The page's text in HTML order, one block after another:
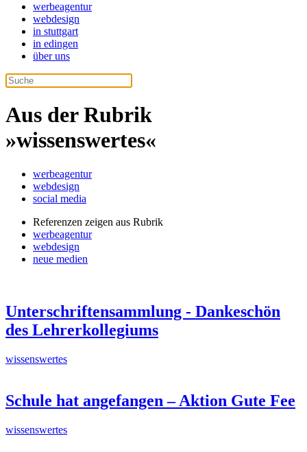
werbeagentur
webdesign
in stuttgart
in edingen
über uns
Aus der Rubrik
»wissenswertes«
werbeagentur
webdesign
social media
Referenzen zeigen aus Rubrik
werbeagentur
webdesign
neue medien
Unterschriftensammlung - Dankeschön
des Lehrerkollegiums
wissenswertes
Schule hat angefangen – Aktion Gute Fee
wissenswertes